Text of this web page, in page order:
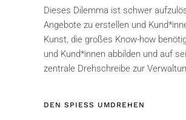
Dieses Dilemma ist schwer
Angebote zu erstellen und
Kunst, die großes Know-how
und Kund*innen abbilden und auf
zentrale Drehschreibe zur
DEN SPIESS UMDREHEN